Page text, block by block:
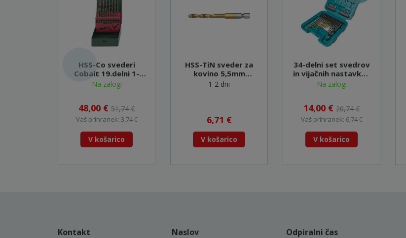
HSS-Co svederi
Cobalt 19.delni 1-
10mm - 627157000
Na zalogi
48,00 € 51,74 €
Vaš prihranek: 3,74 €
V košarico
HSS-TiN sveder za
kovino 5,5mm
(šestrobo vpetje) - B-
1-2 dni
6,71 €
V košarico
34-delni set svedrov
in vijačnih nastavkov
- B-68498
Na zalogi
14,00 € 20,74 €
Vaš prihranek: 6,74 €
V košarico
Kontakt Naslov Odpiralni čas